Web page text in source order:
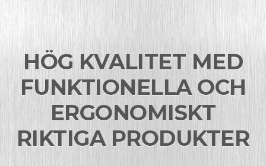
HÖG KVALITET MED
FUNKTIONELLA OCH
ERGONOMISKT
RIKTIGA PRODUKTER